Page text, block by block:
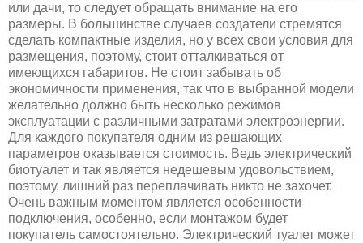
или дачи, то следует обращать внимание на его
размеры. В большинстве случаев создатели стремятся
сделать компактные изделия, но у всех свои условия для
размещения, поэтому, стоит отталкиваться от
имеющихся габаритов. Не стоит забывать об
экономичности применения, так что в выбранной модели
желательно должно быть несколько режимов
эксплуатации с различными затратами электроэнергии.
Для каждого покупателя одним из решающих
параметров оказывается стоимость. Ведь электрический
биотуалет и так является недешевым удовольствием,
поэтому, лишний раз переплачивать никто не захочет.
Очень важным моментом является особенности
подключения, особенно, если монтажом будет
покупатель самостоятельно. Электрический туалет может